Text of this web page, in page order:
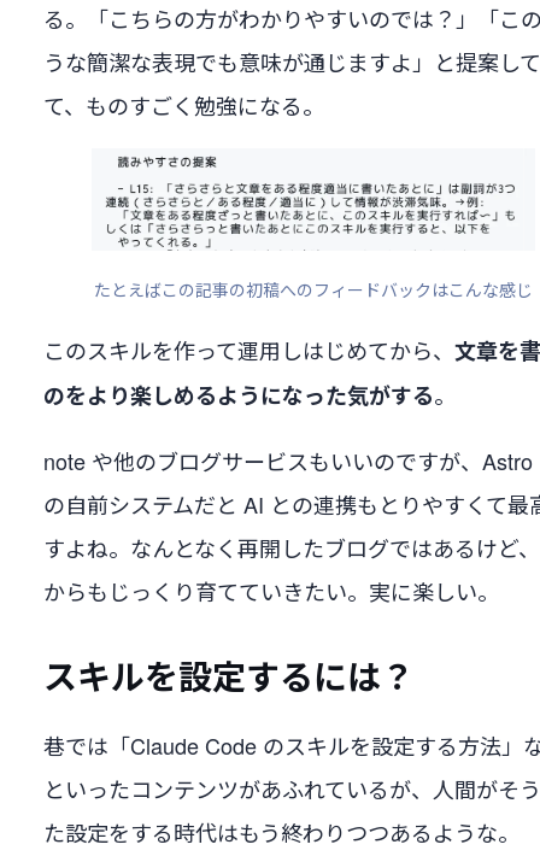
る。「こちらの方がわかりやすいのでは？」「こ
うな簡潔な表現でも意味が通じますよ」と提案し
て、ものすごく勉強になる。
たとえばこの記事の初稿へのフィードバックはこんな感じ
このスキルを作って運用しはじめてから、 文章を
のをより楽しめるようになった気がする。
note や他のブログサービスもいいのですが、Astro
の自前システムだと AI との連携もとりやすくて最
すよね。なんとなく再開したブログではあるけど
からもじっくり育てていきたい。実に楽しい。
スキルを設定するには？
巷では「Claude Code のスキルを設定する方法」
といったコンテンツがあふれているが、人間がそ
た設定をする時代はもう終わりつつあるような。